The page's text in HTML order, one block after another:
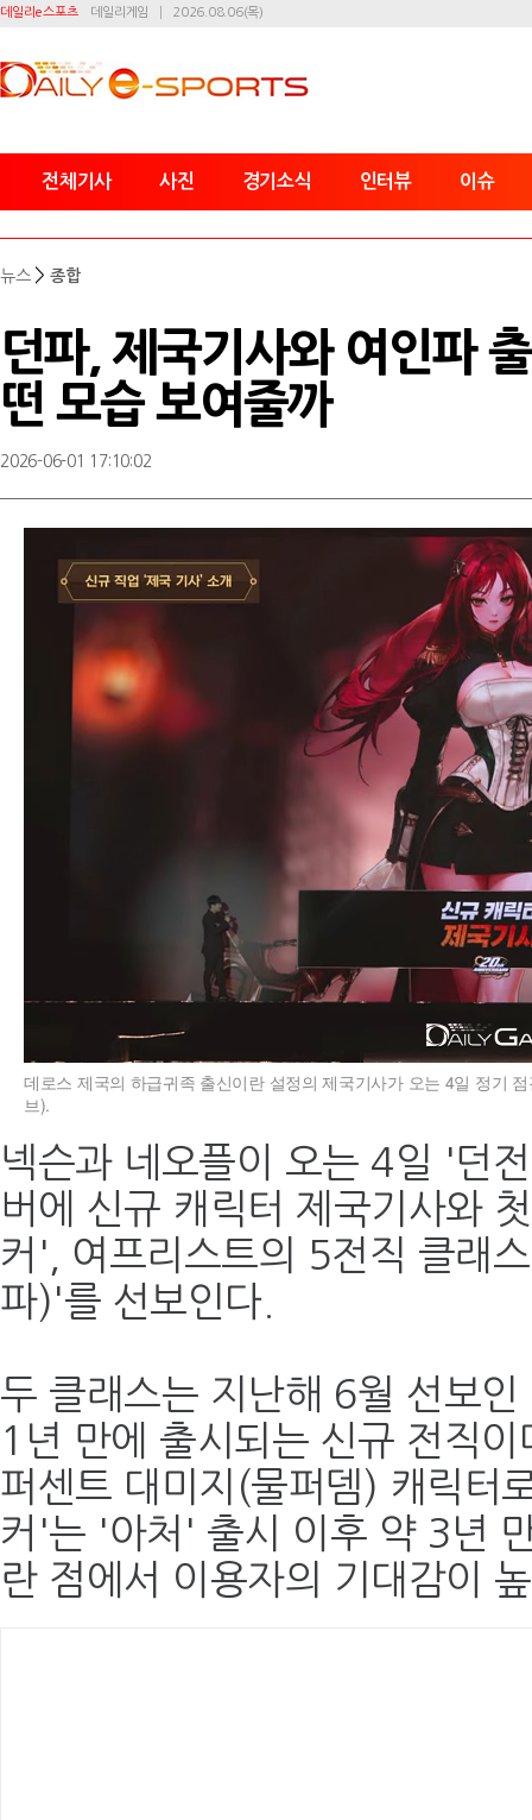
데일리e스포츠 데일리게임 2026.08.06(목)
전체기사 사진 경기소식 인터뷰 이슈
뉴스 > 종합
던파, 제국기사와 여인파
떤 모습 보여줄까
2026-06-01 17:10:02
데로스 제국의 하급귀족 출신이란 설정의 제국기사가 오는 4일 정기
브).
넥슨과 네오플이 오는 4일 '던
버에 신규 캐릭터 제국기사와
커', 여프리스트의 5전직 클래
파)'를 선보인다.
두 클래스는 지난해 6월 선보
1년 만에 출시되는 신규 전직
퍼센트 대미지(물퍼뎀) 캐릭터
커'는 '아처' 출시 이후 약 3년
란 점에서 이용자의 기대감이